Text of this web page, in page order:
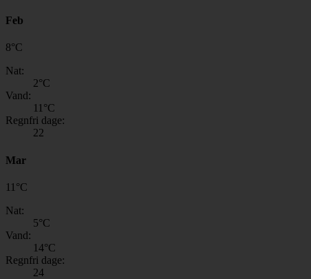
Feb
8°C
Nat:
2°C
Vand:
11 °C
Regnfri dage:
22
Mar
11 °C
Nat:
5°C
Vand:
14°C
Regnfri dage:
24